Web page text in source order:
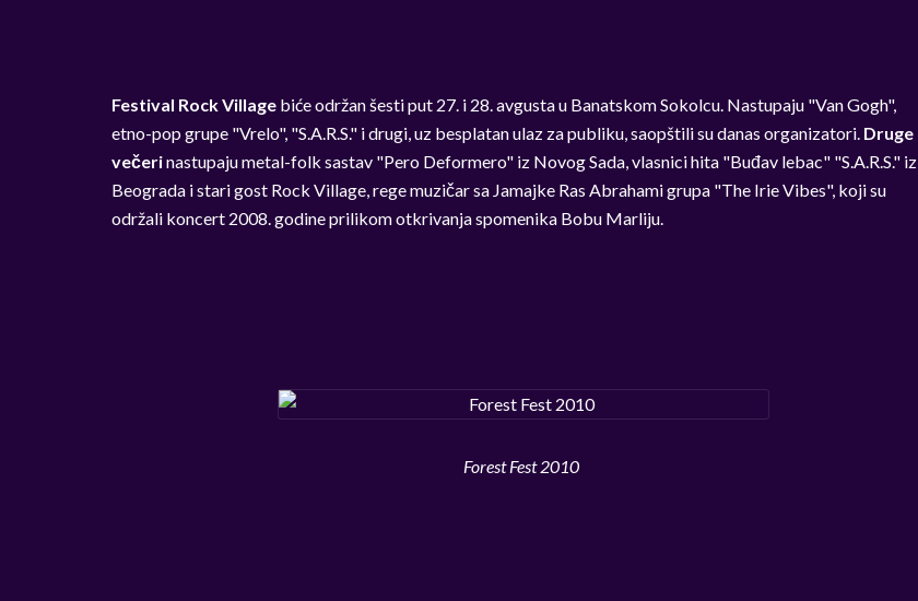
Festival Rock Village biće održan šesti put 27. i 28. avgusta u Banatskom Sokolcu. Nastupaju "Van Gogh",
etno-pop grupe "Vrelo", "S.A.R.S." i drugi, uz besplatan ulaz za publiku, saopštili su danas organizatori. Druge
večerinastupaju metal-folk sastav "Pero Deformero" iz Novog Sada, vlasnici hita "Buđav lebac" "S.A.R.S." iz
Beograda i stari gost Rock Village, rege muzičar sa Jamajke Ras Abrahami grupa "The Irie Vibes", koji su
održali koncert 2008. godine prilikom otkrivanja spomenika Bobu Marliju.
Forest Fest 2010